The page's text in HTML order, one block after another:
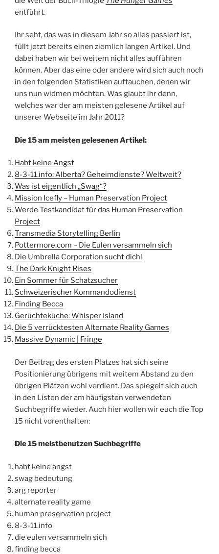
entführt.
Ihr seht, das was in diesem Jahr so alles passiert ist,
füllt jetzt bereits einen ziemlich langen Artikel. Und
dabei haben wir bei weitem nicht alles aufführen
können. Aber das eine oder andere wird sich auch noch
in den folgenden Statistiken auftauchen, denen wir
uns nun widmen möchten. Was glaubt ihr denn,
welches war der am meisten gelesene Artikel auf
unserer Webseite im Jahr 2011?
Die 15 am meisten gelesenen Artikel:
Habt keine Angst
8-3-11.info: Alberta? Geheimdienste? Weltweit?
Was ist eigentlich „Swag“?
Mission Icefly – Human Preservation Project
Werde Testkandidat für das Human Preservation
Project
Transmedia Storytelling Berlin
Pottermore.com – Die Eulen versammeln sich
Die Umbrella Corporation sucht dich!
The Dark Knight Rises
Ein Sommer für Schatzsucher
Schweizerischer Kommandodienst
Finding Becca
Gerüchteküche: Whisper Island
Die 5 verrücktesten Alternate Reality Games
Massive Dynamic | Fringe
Der Beitrag des ersten Platzes hat sich seine
Positionierung übrigens mit weitem Abstand zu den
übrigen Plätzen wohl verdient. Das spiegelt sich auch
in den Listen der am häufigsten verwendeten
Suchbegriffe wieder. Auch hier wollen wir euch die Top
15 nicht vorenthalten:
Die 15 meistbenutzen Suchbegriffe
habt keine angst
swag bedeutung
arg reporter
alternate reality game
human preservation project
8-3-11.info
die eulen versammeln sich
finding becca